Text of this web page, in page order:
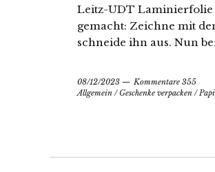
Leitz-UDT Laminierfolie
gemacht: Zeichne mit
schneide ihn aus. Nun
08/12/2023
Kommentare 355
Allgemein /Geschenke verpacken /